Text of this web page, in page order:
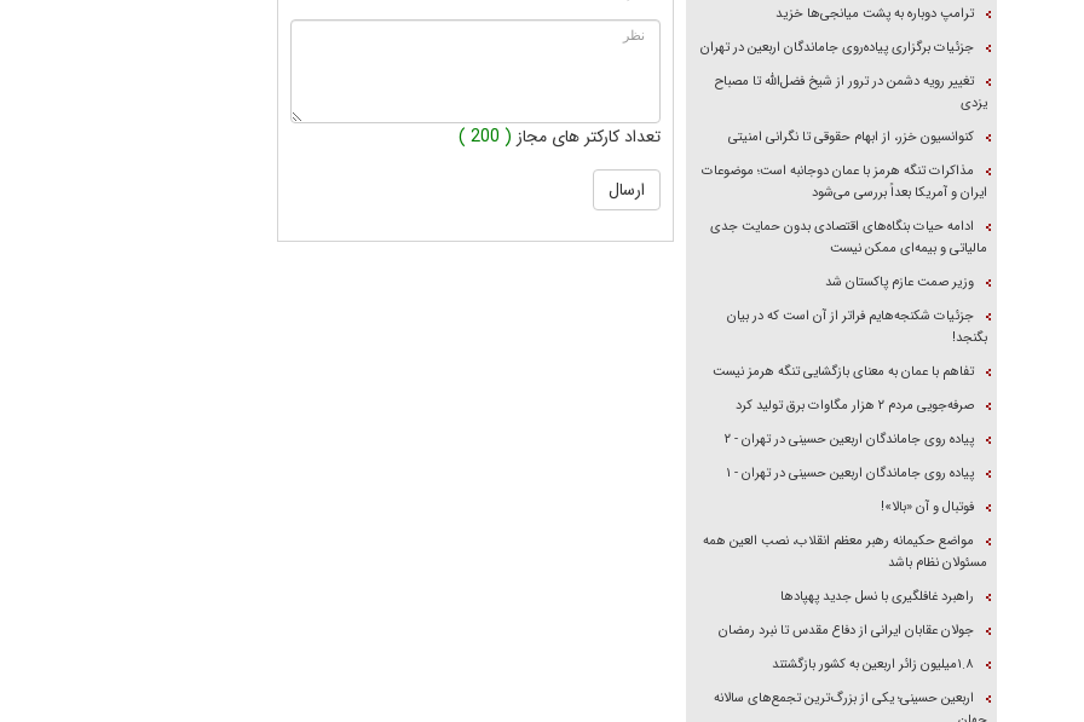
تعداد کارکتر های مجاز ( 200 )
ترامپ دوباره به پشت میانجی‌ها خزید
جزئیات برگزاری پیاده‌روی جاماندگان اربعین در تهران
تغییر رویه دشمن در ترور از شیخ فضل‌الله تا مصباح
یزدی
کنوانسیون خزر، از ابهام حقوقی تا نگرانی امنیتی
مذاکرات تنگه هرمز با عمان دوجانبه است؛ موضوعات
ایران و آمریکا بعداً بررسی می‌شود
ادامه حیات بنگاه‌های اقتصادی بدون حمایت جدی
مالیاتی و بیمه‌ای ممکن نیست
وزیر صمت عازم پاکستان شد
جزئیات شکنجه‌هایم فراتر از آن است که در بیان
بگنجد!
تفاهم با عمان به معنای بازگشایی تنگه هرمز نیست
صرفه‌جویی مردم ۲ هزار مگاوات برق تولید کرد
پیاده روی جاماندگان اربعین حسینی در تهران - ۲
پیاده روی جاماندگان اربعین حسینی در تهران - ۱
فوتبال و آن «بالا»!
مواضع حکیمانه رهبر معظم انقلاب، نصب العین همه
مسئولان نظام باشد
راهبرد غافلگیری با نسل جدید پهپاد‌ها
جولان عقابان ایرانی از دفاع مقدس تا نبرد رمضان
۱.۸میلیون زائر اربعین به کشور بازگشتند
اربعین حسینی؛ یکی از بزرگ‌ترین تجمع‌های سالانه